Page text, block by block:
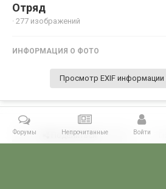
Отряд
· 277 изображений
ИНФОРМАЦИЯ О ФОТО
Просмотр EXIF
Поделиться
Форумы Непрочитанные Войти